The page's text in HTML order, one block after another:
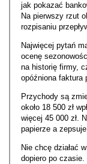
jak pokazać
Na pierwszy rzut
rozpisaniu
Najwięcej pytań
ocenę
na historię firmy,
opóźniona faktura
Przychody są
około 18 500 zł
więcej 45 000 zł.
papierze a
Nie chcę działać
dopiero po